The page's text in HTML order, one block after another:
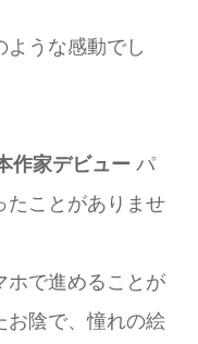
ような感動でし
作家デビュー パ
たことがありませ
ホで進めることが
お陰で、憧れの絵